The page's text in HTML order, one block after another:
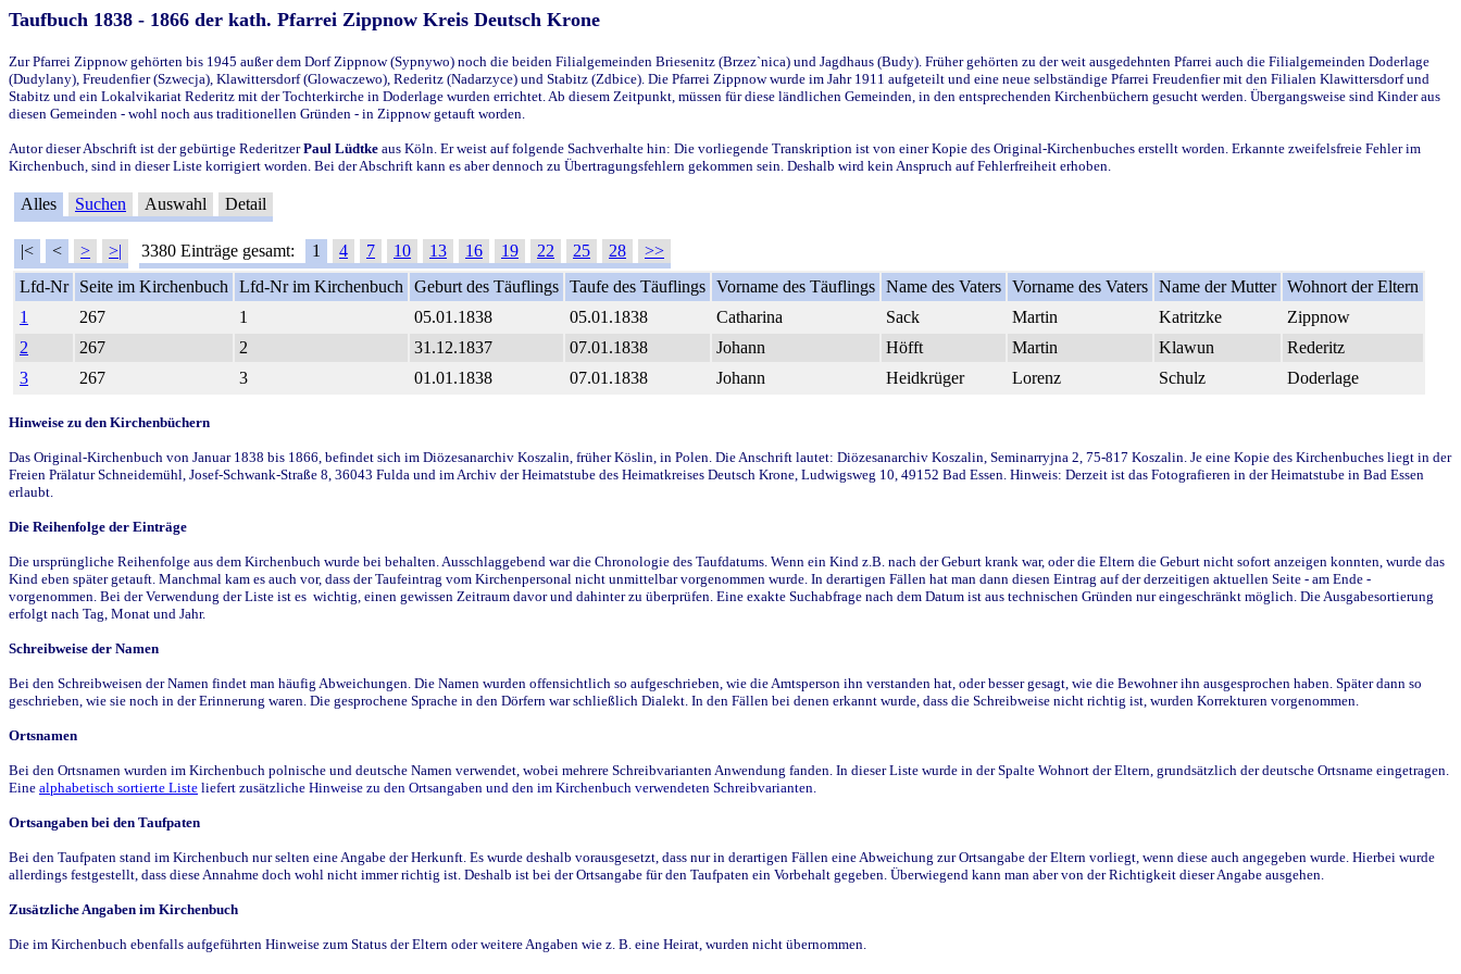
Taufbuch 1838 - 1866 der kath. Pfarrei Zippnow Kreis Deutsch Krone
Zur Pfarrei Zippnow gehörten bis 1945 außer dem Dorf Zippnow (Sypnywo) noch die beiden Filialgemeinden Briesenitz (Brzez`nica) und Jagdhaus (Budy). Früher gehörten zu der weit ausgedehnten Pfarrei auch die Filialgemeinden Doderlage
(Dudylany), Freudenfier (Szwecja), Klawittersdorf (Glowaczewo), Rederitz (Nadarzyce) und Stabitz (Zdbice). Die Pfarrei Zippnow wurde im Jahr 1911 aufgeteilt und eine neue selbständige Pfarrei Freudenfier mit den Filialen Klawittersdorf und
Stabitz und ein Lokalvikariat Rederitz mit der Tochterkirche in Doderlage wurden errichtet. Ab diesem Zeitpunkt, müssen für diese ländlichen Gemeinden, in den entsprechenden Kirchenbüchern gesucht werden. Übergangsweise sind Kinder aus
diesen Gemeinden - wohl noch aus traditionellen Gründen - in Zippnow getauft worden.
Autor dieser Abschrift ist der gebürtige RederitzerPaul Lüdtke aus Köln. Er weist auf folgende Sachverhalte hin: Die vorliegende Transkription ist von einer Kopie des Original-Kirchenbuches erstellt worden. Erkannte zweifelsfreie Fehler im
Kirchenbuch, sind in dieser Liste korrigiert worden. Bei der Abschrift kann es aber dennoch zu Übertragungsfehlern gekommen sein. Deshalb wird kein Anspruch auf Fehlerfreiheit erhoben.
Alles Suchen Auswahl Detail
|< < > >| 3380 Einträge gesamt: 1 4 7 10 13 16 19 22 25 28
>>
Lfd-Nr
Seite im Kirchenbuch Lfd-Nr im Kirchenbuch Geburt des Täuflings Taufe des Täuflings Vorname des Täuflings Name des Vaters Vorname des Vaters Name der Mutter Wohnort der Eltern
1
267 1 05.01.1838 05.01.1838 Catharina Sack Martin Katritzke
Zippnow
2
267 2 31.12.1837 07.01.1838 Johann Höfft Martin Klawun
Rederitz
3
267 3 01.01.1838 07.01.1838 Johann Heidkrüger Lorenz Schulz Doderlage
Hinweise zu den Kirchenbüchern
Das Original-Kirchenbuch von Januar 1838 bis 1866, befindet sich im Diözesanarchiv Koszalin, früher Köslin, in Polen. Die Anschrift lautet: Diözesanarchiv Koszalin, Seminarryjna 2, 75-817 Koszalin. Je eine Kopie des Kirchenbuches liegt in der
Freien Prälatur Schneidemühl, Josef-Schwank-Straße 8, 36043 Fulda und im Archiv der Heimatstube des Heimatkreises Deutsch Krone, Ludwigsweg 10, 49152 Bad Essen. Hinweis: Derzeit ist das Fotografieren in der Heimatstube in Bad Essen
erlaubt.
Die Reihenfolge der Einträge
Die ursprüngliche Reihenfolge aus dem Kirchenbuch wurde bei behalten. Ausschlaggebend war die Chronologie des Taufdatums. Wenn ein Kind z.B. nach der Geburt krank war, oder die Eltern die Geburt nicht sofort anzeigen konnten, wurde das
Kind eben später getauft. Manchmal kam es auch vor, dass der Taufeintrag vom Kirchenpersonal nicht unmittelbar vorgenommen wurde. In derartigen Fällen hat man dann diesen Eintrag auf der derzeitigen aktuellen Seite - am Ende -
vorgenommen. Bei der Verwendung der Liste ist es wichtig, einen gewissen Zeitraum davor und dahinter zu überprüfen. Eine exakte Suchabfrage nach dem Datum ist aus technischen Gründen nur eingeschränkt möglich. Die Ausgabesortierung
erfolgt nach Tag, Monat und Jahr.
Schreibweise der Namen
Bei den Schreibweisen der Namen findet man häufig Abweichungen. Die Namen wurden offensichtlich so aufgeschrieben, wie die Amtsperson ihn verstanden hat, oder besser gesagt, wie die Bewohner ihn ausgesprochen haben. Später dann so
geschrieben, wie sie noch in der Erinnerung waren. Die gesprochene Sprache in den Dörfern war schließlich Dialekt. In den Fällen bei denen erkannt wurde, dass die Schreibweise nicht richtig ist, wurden Korrekturen vorgenommen.
Ortsnamen
Bei den Ortsnamen wurden im Kirchenbuch polnische und deutsche Namen verwendet, wobei mehrere Schreibvarianten Anwendung fanden. In dieser Liste wurde in der Spalte Wohnort der Eltern, grundsätzlich der deutsche Ortsname eingetragen.
Eine alphabetisch sortierte Liste liefert zusätzliche Hinweise zu den Ortsangaben und den im Kirchenbuch verwendeten Schreibvarianten.
Ortsangaben bei den Taufpaten
Bei den Taufpaten stand im Kirchenbuch nur selten eine Angabe der Herkunft. Es wurde deshalb vorausgesetzt, dass nur in derartigen Fällen eine Abweichung zur Ortsangabe der Eltern vorliegt, wenn diese auch angegeben wurde. Hierbei wurde
allerdings festgestellt, dass diese Annahme doch wohl nicht immer richtig ist. Deshalb ist bei der Ortsangabe für den Taufpaten ein Vorbehalt gegeben. Überwiegend kann man aber von der Richtigkeit dieser Angabe ausgehen.
Zusätzliche Angaben im Kirchenbuch
Die im Kirchenbuch ebenfalls aufgeführten Hinweise zum Status der Eltern oder weitere Angaben wie z. B. eine Heirat, wurden nicht übernommen.